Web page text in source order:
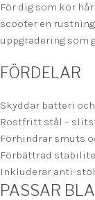
För dig som kör
scooter en
uppgradering som
FÖRDELAR
Skyddar batteri
Rostfritt stål –
Förhindrar smuts
Förbättrad
Inkluderar anti-
PASSAR